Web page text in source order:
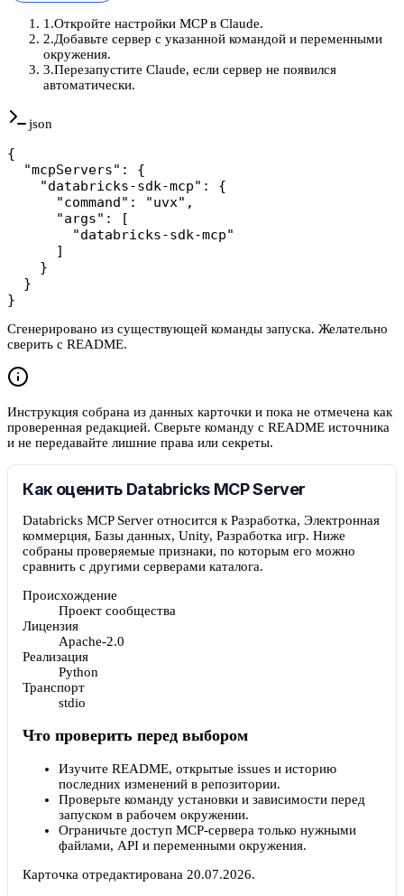
1 .Откройте настройки MCP в Claude.
2.Добавьте сервер с указанной командой и переменными
окружения.
3.Перезапустите Claude, если сервер не появился
автоматически.
json
{
  "mcpServers": {
    "databricks-sdk-mcp": {
      "command": "uvx",
      "args": [
        "databricks-sdk-mcp"
      ]
    }
  }
}
Сгенерировано из существующей команды запуска. Желательно
сверить с README.
Инструкция собрана из данных карточки и пока не отмечена как
проверенная редакцией. Сверьте команду с README источника
и не передавайте лишние права или секреты.
Как оценить Databricks MCP Server
Databricks MCP Server относится к Разработка, Электронная
коммерция, Базы данных, Unity, Разработка игр. Ниже
собраны проверяемые признаки, по которым его можно
сравнить с другими серверами каталога.
Происхождение
Проект сообщества
Лицензия
Apache-2.0
Реализация
Python
Транспорт
stdio
Что проверить перед выбором
Изучите README, открытые issues и историю
последних изменений в репозитории.
Проверьте команду установки и зависимости перед
запуском в рабочем окружении.
Ограничьте доступ MCP-сервера только нужными
файлами, API и переменными окружения.
Карточка отредактирована 20.07.2026.